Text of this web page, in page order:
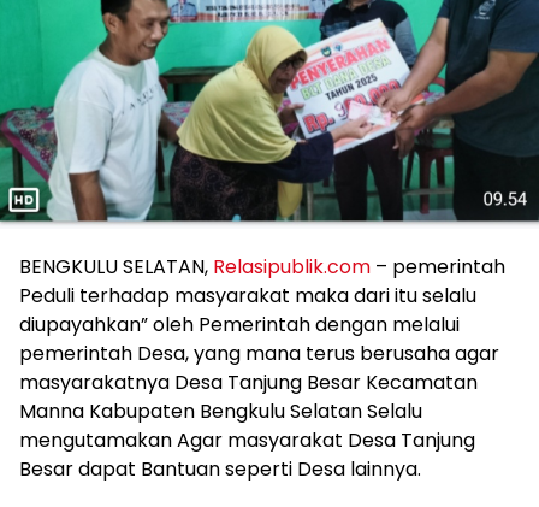
BENGKULU SELATAN, Relasipublik.com – pemerintah
Peduli terhadap masyarakat maka dari itu selalu
diupayahkan” oleh Pemerintah dengan melalui
pemerintah Desa, yang mana terus berusaha agar
masyarakatnya Desa Tanjung Besar Kecamatan
Manna Kabupaten Bengkulu Selatan Selalu
mengutamakan Agar masyarakat Desa Tanjung
Besar dapat Bantuan seperti Desa lainnya.